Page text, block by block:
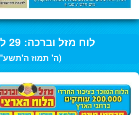
לוח מזל וברכה: 29 ליוני 2017
(ה' תמוז ה'תשע"ז)